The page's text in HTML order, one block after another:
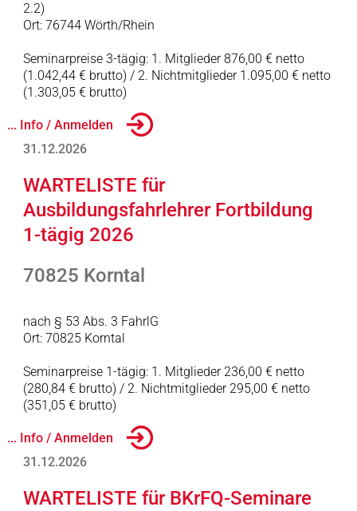
2.2)
Ort: 76744 Wörth/Rhein
Seminarpreise 3-tägig: 1. Mitglieder 876,00 € netto
(1.042,44 € brutto) / 2. Nichtmitglieder 1.095,00 € netto
(1.303,05 € brutto)
... Info / Anmelden
31.12.2026
WARTELISTE für
Ausbildungsfahrlehrer Fortbildung
1-tägig 2026
70825 Korntal
nach § 53 Abs. 3 FahrlG
Ort: 70825 Korntal
Seminarpreise 1-tägig: 1. Mitglieder 236,00 € netto
(280,84 € brutto) / 2. Nichtmitglieder 295,00 € netto
(351,05 € brutto)
... Info / Anmelden
31.12.2026
WARTELISTE für BKrFQ-Seminare